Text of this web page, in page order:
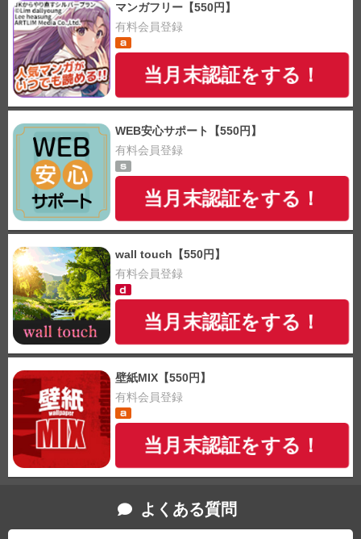
マンガフリー【550円】
有料会員登録
当月末認証をする！
WEB安心サポート【550円】
有料会員登録
当月末認証をする！
wall touch【550円】
有料会員登録
当月末認証をする！
壁紙MIX【550円】
有料会員登録
当月末認証をする！
よくある質問